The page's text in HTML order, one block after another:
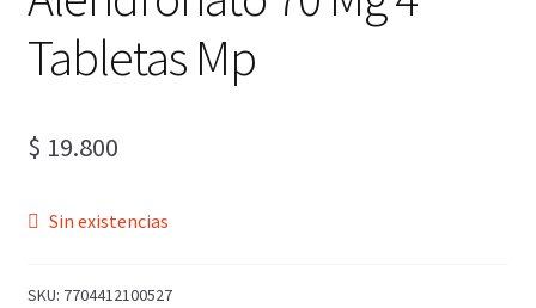
Tabletas Mp
$ 19.800
Sin existencias
SKU: 7704412100527